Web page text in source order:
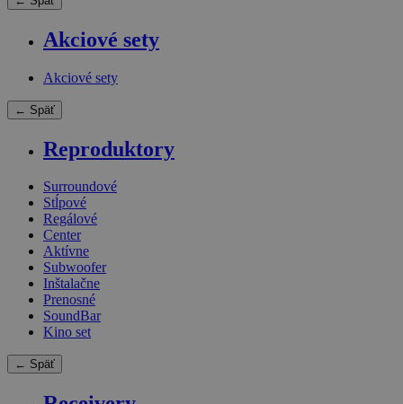
Akciové sety
Akciové sety
← Späť
Reproduktory
Surroundové
Stĺpové
Regálové
Center
Aktívne
Subwoofer
Inštalačne
Prenosné
SoundBar
Kino set
← Späť